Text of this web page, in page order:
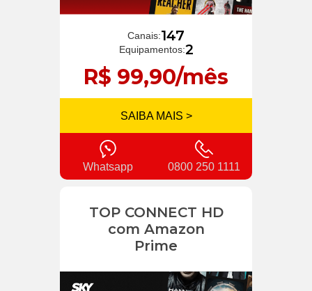
Canais:147
Equipamentos:2
R$ 99,90/mês
SAIBA MAIS >
Whatsapp 0800 250 1111
TOP CONNECT HD
com Amazon
Prime